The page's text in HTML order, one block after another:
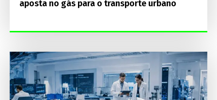
aposta no gás para o transporte urbano